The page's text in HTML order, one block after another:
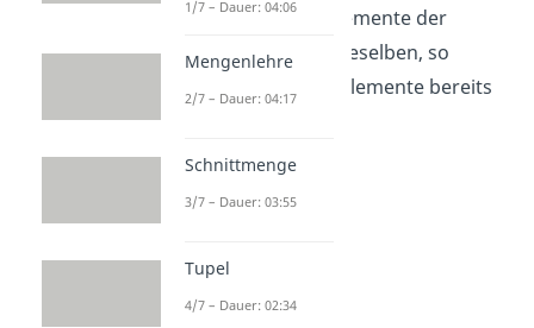
Funktion für zwei Elemente der
Definitionsmenge dieselben, so
müssen die beiden Elemente bereits
1/7 – Dauer: 04:06
Mengenlehre
2/7 – Dauer: 04:17
Schnittmenge
3/7 – Dauer: 03:55
Tupel
4/7 – Dauer: 02:34